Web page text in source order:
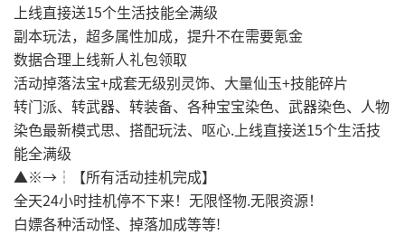
上线直接送15个生活技能全满级
副本玩法，超多属性加成，提升不在需要氪金
数据合理上线新人礼包领取
活动掉落法宝+成套无级别灵饰、大量仙玉+技能碎片
转门派、转武器、转装备、各种宝宝染色、武器染色、人物
染色最新模式思、搭配玩法、呕心.上线直接送15个生活技
能全满级
▲※→┆【所有活动挂机完成】
全天24小时挂机停不下来！无限怪物.无限资源！
白嫖各种活动怪、掉落加成等等!